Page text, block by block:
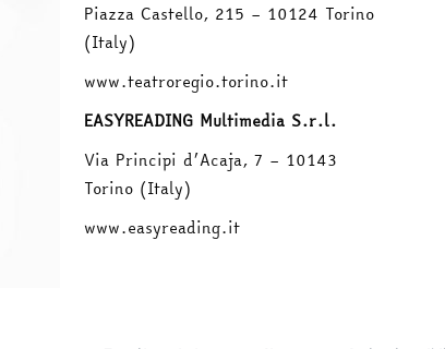
Piazza Castello, 215 – 10124 Torino
(Italy)
www.teatroregio.torino.it
EASYREADING Multimedia S.r.l.
Via Principi d’Acaja, 7 – 10143
Torino (Italy)
www.easyreading.it